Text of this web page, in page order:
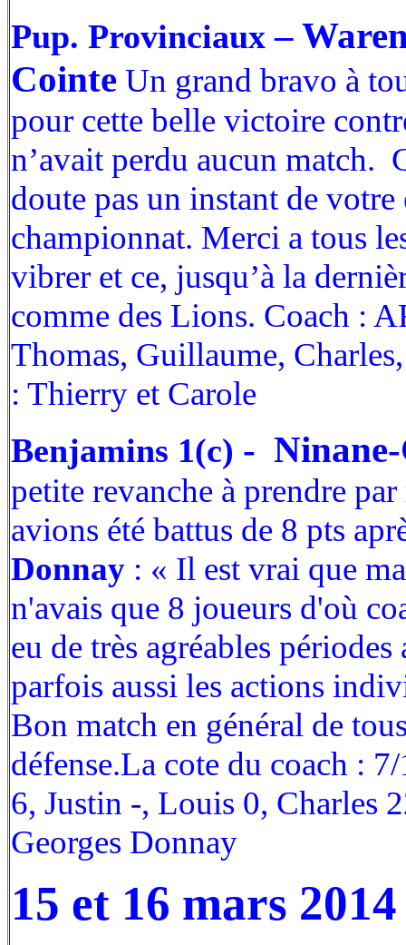
Pup. Provinciaux–
Cointe Un grand bravo à
pour cette belle victoire
n’avait perdu aucun match.
doute pas un instant de
championnat. Merci a tous
vibrer et ce, jusqu’à la
comme des Lions. Coach :
Thomas, Guillaume,
: Thierry et Carole
Benjamins 1(c) -
petite revanche à prendre
avions été battus de 8 pts
Donnay : « Il est vrai que
n'avais que 8 joueurs d'où
eu de très agréables
parfois aussi les actions
Bon match en général de
défense.La cote du coach :
6, Justin -, Louis 0, Charles
Georges Donnay
15 et 16 mars 2014